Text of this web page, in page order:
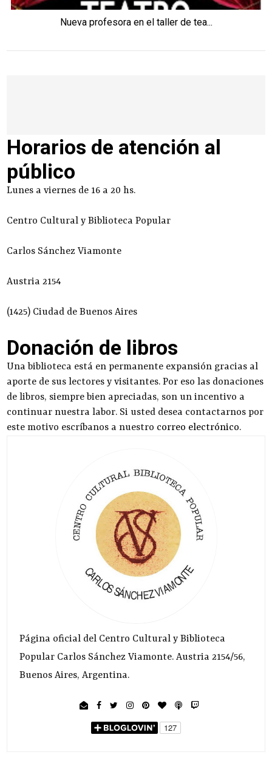
Nueva profesora en el taller de tea...
Horarios de atención al
público
Lunes a viernes de 16 a 20 hs.
Centro Cultural y Biblioteca Popular
Carlos Sánchez Viamonte
Austria 2154
(1425) Ciudad de Buenos Aires
Donación de libros
Una biblioteca está en permanente expansión gracias al
aporte de sus lectores y visitantes. Por eso las donaciones
de libros, siempre bien apreciadas, son un incentivo a
continuar nuestra labor. Si usted desea contactarnos por
este motivo escríbanos a nuestro correo electrónico.
Página oficial del Centro Cultural y Biblioteca
Popular Carlos Sánchez Viamonte. Austria 2154/56,
Buenos Aires, Argentina.